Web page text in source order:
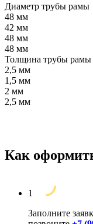
Диаметр трубы рамы
48 мм
42 мм
48 мм
48 мм
Толщина трубы рамы
2,5 мм
1,5 мм
2 мм
2,5 мм
Как
1
Заполните